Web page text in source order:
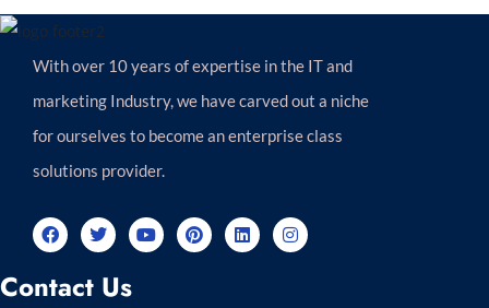
With over 10 years of expertise in the IT and
marketing Industry, we have carved out a niche
for ourselves to become an enterprise class
solutions provider.
Contact Us